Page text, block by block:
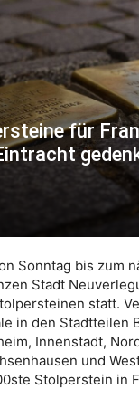
für
Sonntag bis zum
Stadt
statt.
in den Stadtteilen
Innenstadt,
und
Stolperstein in